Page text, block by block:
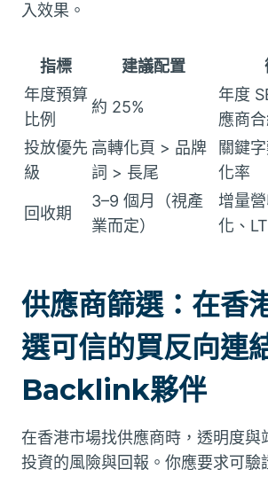
入效果。
指標 建議配置
年度預算
比例
約 25%
年度
應商
投放優先
級
高轉化頁 > 品牌
詞 > 長尾
關鍵
化率
回收期
3–9 個月（視產
業而定）
增量
化、
供應商篩選：在香
選可信的買反向連
Backlink夥伴
在香港市場找供應商時，透明度與
投資的風險與回報。你應要求可驗